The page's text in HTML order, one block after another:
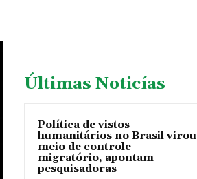
Últimas Noticías
Política de vistos
humanitários no Brasil virou
meio de controle
migratório, apontam
pesquisadoras